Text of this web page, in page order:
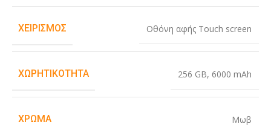
ΧΕΙΡΙΣΜΌΣ Οθόνη αφής Touch screen
ΧΩΡΗΤΙΚΌΤΗΤΑ 256 GB, 6000 mAh
ΧΡΏΜΑ Μωβ